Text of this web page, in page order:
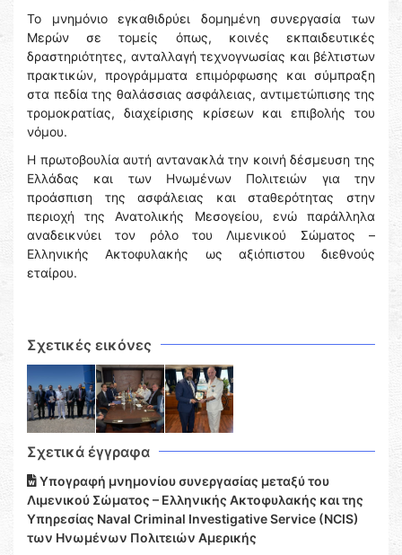
Το μνημόνιο εγκαθιδρύει δομημένη συνεργασία των
Μερών σε τομείς όπως, κοινές εκπαιδευτικές
δραστηριότητες, ανταλλαγή τεχνογνωσίας και βέλτιστων
πρακτικών, προγράμματα επιμόρφωσης και σύμπραξη
στα πεδία της θαλάσσιας ασφάλειας, αντιμετώπισης της
τρομοκρατίας, διαχείρισης κρίσεων και επιβολής του
νόμου.
H πρωτοβουλία αυτή αντανακλά την κοινή δέσμευση της
Ελλάδας και των Ηνωμένων Πολιτειών για την
προάσπιση της ασφάλειας και σταθερότητας στην
περιοχή της Ανατολικής Μεσογείου, ενώ παράλληλα
αναδεικνύει τον ρόλο του Λιμενικού Σώματος –
Ελληνικής Ακτοφυλακής ως αξιόπιστου διεθνούς
εταίρου.
Σχετικές εικόνες
Σχετικά έγγραφα
Υπογραφή μνημονίου συνεργασίας μεταξύ του
Λιμενικού Σώματος – Ελληνικής Ακτοφυλακής και της
Υπηρεσίας Naval Criminal Investigative Service (NCIS)
των Ηνωμένων Πολιτειών Αμερικής